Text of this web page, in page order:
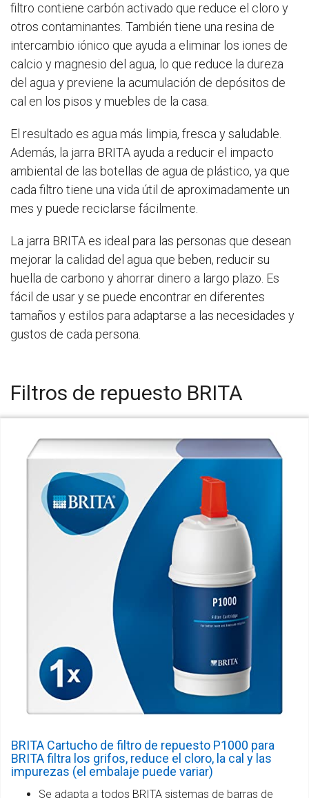
filtro contiene carbón activado que reduce el cloro y
otros contaminantes. También tiene una resina de
intercambio iónico que ayuda a eliminar los iones de
calcio y magnesio del agua, lo que reduce la dureza
del agua y previene la acumulación de depósitos de
cal en los pisos y muebles de la casa.
El resultado es agua más limpia, fresca y saludable.
Además, la jarra BRITA ayuda a reducir el impacto
ambiental de las botellas de agua de plástico, ya que
cada filtro tiene una vida útil de aproximadamente un
mes y puede reciclarse fácilmente.
La jarra BRITA es ideal para las personas que desean
mejorar la calidad del agua que beben, reducir su
huella de carbono y ahorrar dinero a largo plazo. Es
fácil de usar y se puede encontrar en diferentes
tamaños y estilos para adaptarse a las necesidades y
gustos de cada persona.
Filtros de repuesto BRITA
BRITA Cartucho de filtro de repuesto P1000 para
BRITA filtra los grifos, reduce el cloro, la cal y las
impurezas (el embalaje puede variar)
Se adapta a todos BRITA sistemas de barras de